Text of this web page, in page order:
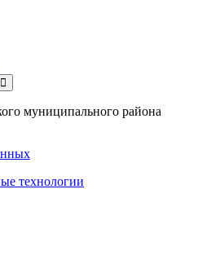
муниципального района
технологии